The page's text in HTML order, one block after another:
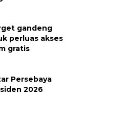
gandeng
perluas akses
gratis
Persebaya
2026